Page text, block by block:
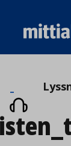
Lyssna
på
artikeln